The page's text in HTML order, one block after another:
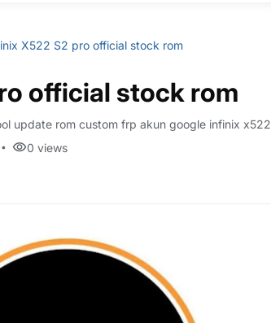
X522 S2 pro official stock rom
official stock rom
update rom custom frp akun google infinix x522
0 views